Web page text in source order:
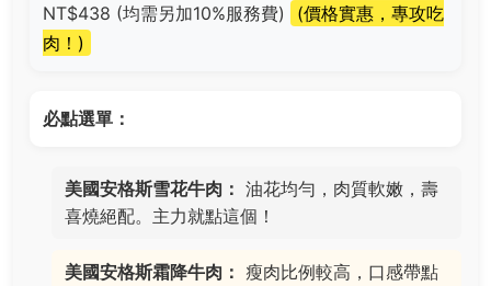
NT$438 (均需另加10%服務費)
(價格實惠，專攻吃
肉！)
必點選單：
美國安格斯雪花牛肉： 油花均勻，肉質軟嫩，壽
喜燒絕配。主力就點這個！
美國安格斯霜降牛肉： 瘦肉比例較高，口感帶點